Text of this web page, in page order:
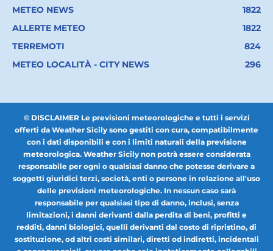
METEO NEWS
1822
ALLERTE METEO
1822
TERREMOTI
824
METEO LOCALITÀ - CITY NEWS
296
© DISCLAIMER Le previsioni meteorologiche e tutti i servizi
offerti da Weather Sicily sono gestiti con cura, compatibilmente
con i dati disponibili e con i limiti naturali della previsione
meteorologica. Weather Sicily non potrà essere considerata
responsabile per ogni o qualsiasi danno che potesse derivare a
soggetti giuridici terzi, società, enti o persone in relazione all'uso
delle previsioni meteorologiche. In nessun caso sarà
responsabile per qualsiasi tipo di danno, inclusi, senza
limitazioni, i danni derivanti dalla perdita di beni, profitti e
redditi, danni biologici, quelli derivanti dal costo di ripristino, di
sostituzione, od altri costi similari, diretti od indiretti, incidentali